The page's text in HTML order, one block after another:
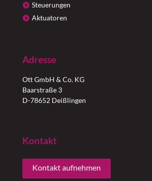
Steuerungen
Aktuatoren
Adresse
Ott GmbH & Co. KG
Baarstraße 3
D-78652 Deißlingen
Kontakt
Kontakt aufnehmen